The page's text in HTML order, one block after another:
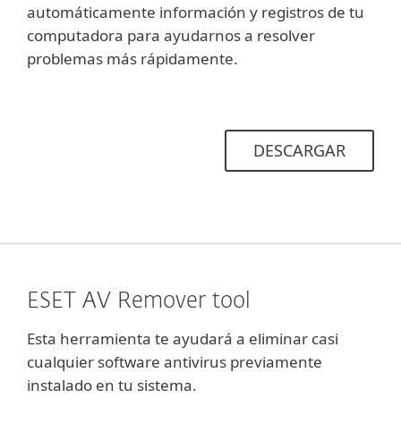
automáticamente información y registros de tu
computadora para ayudarnos a resolver
problemas más rápidamente.
DESCARGAR
ESET AV Remover tool
Esta herramienta te ayudará a eliminar casi
cualquier software antivirus previamente
instalado en tu sistema.